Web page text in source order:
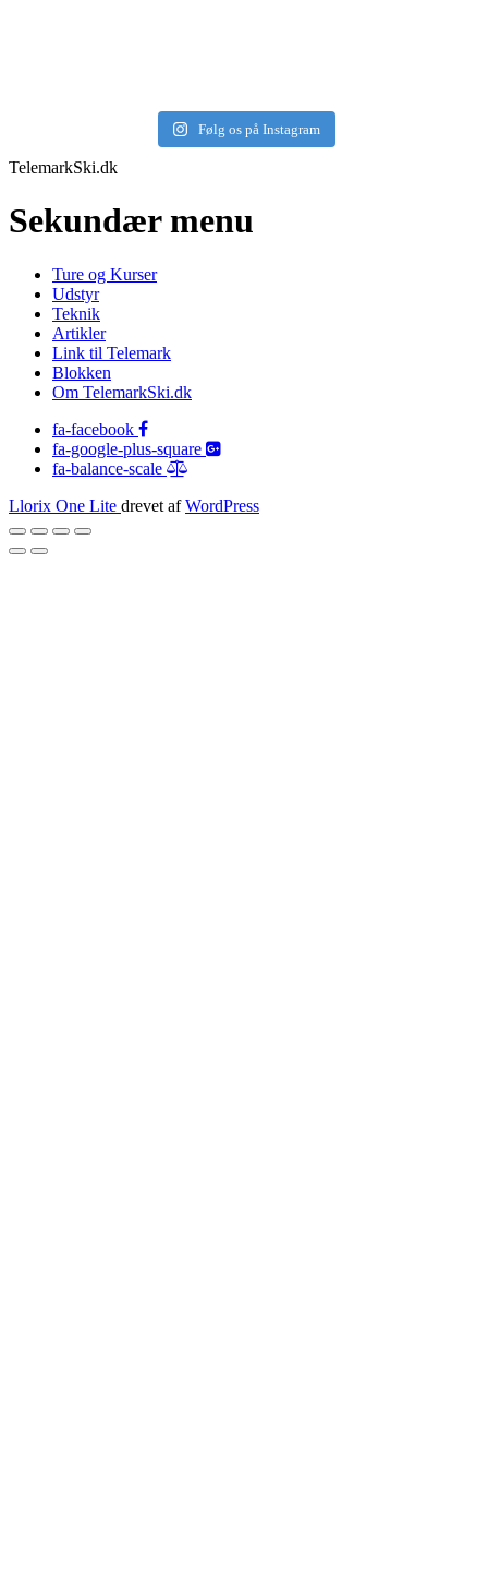
Følg os på Instagram
TelemarkSki.dk
Sekundær menu
Ture og Kurser
Udstyr
Teknik
Artikler
Link til Telemark
Blokken
Om TelemarkSki.dk
fa-facebook
fa-google-plus-square
fa-balance-scale
Llorix One Lite drevet afWordPress